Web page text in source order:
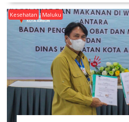
Kesehatan Maluku